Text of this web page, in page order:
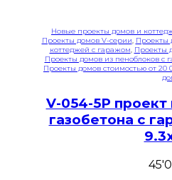
Новые проекты домов и
Проекты домов V-серии, Проекты
коттеджей с гаражом, Проекты
Проекты домов из пеноблоков с
Проекты домов стоимостью от 20
V-054-5P
газобетона с